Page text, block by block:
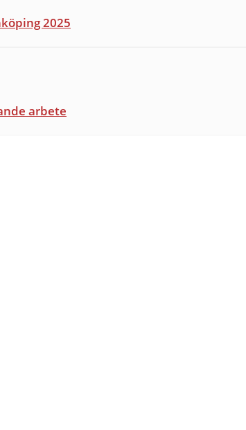
2025
arbete